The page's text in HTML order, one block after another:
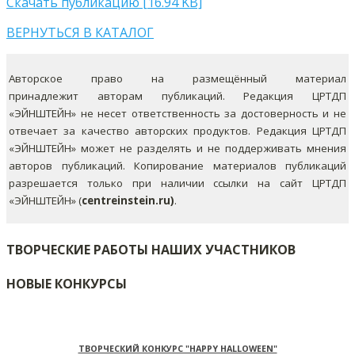
ВЕРНУТЬСЯ В КАТАЛОГ
Авторское право на размещённый материал
принадлежит авторам публикаций. Редакция ЦРТДП
«ЭЙНШТЕЙН» не несет ответственность за достоверность и не
отвечает за качество авторских продуктов. Редакция ЦРТДП
«ЭЙНШТЕЙН» может не разделять и не поддерживать мнения
авторов публикаций. Копирование материалов публикаций
разрешается только при наличии ссылки на сайт ЦРТДП
«ЭЙНШТЕЙН» (centreinstein.ru).
ТВОРЧЕСКИЕ РАБОТЫ НАШИХ УЧАСТНИКОВ
НОВЫЕ КОНКУРСЫ
ТВОРЧЕСКИЙ КОНКУРС "HAPPY HALLOWEEN"